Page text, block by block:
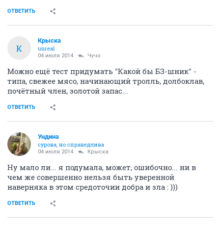
ОТВЕТИТЬ
К
Крыска
unreal
04 июля 2014 Чучо
Можно ещё тест придумать "Какой бы БЗ-шник" -
типа, свежее мясо, начинающий тролль, долбоклав,
почётный член, золотой запас...
ОТВЕТИТЬ
Ундинa
сурова, но справедлива
04 июля 2014 Крыска
Ну мало ли... я подумала, может, ошибочно... ни в
чем же совершенно нельзя быть уверенной
наверняка в этом средоточии добра и зла : )))
ОТВЕТИТЬ